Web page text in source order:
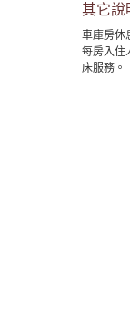
其它說
車庫房休
每房入住
床服務。